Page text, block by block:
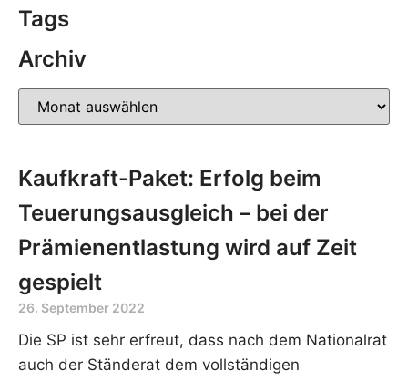
Tags
Archiv
Kaufkraft-Paket: Erfolg beim
Teuerungsausgleich – bei der
Prämienentlastung wird auf Zeit
gespielt
26. September 2022
Die SP ist sehr erfreut, dass nach dem Nationalrat
auch der Ständerat dem vollständigen